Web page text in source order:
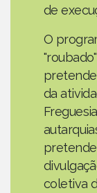
de
O
da
coletiva